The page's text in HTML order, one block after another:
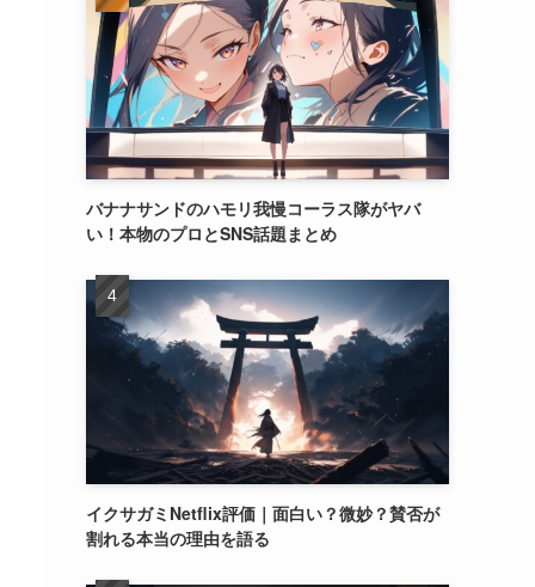
バナナサンドのハモリ我慢コーラス隊がヤバ
い！本物のプロとSNS話題まとめ
イクサガミNetflix評価｜面白い？微妙？賛否が
割れる本当の理由を語る